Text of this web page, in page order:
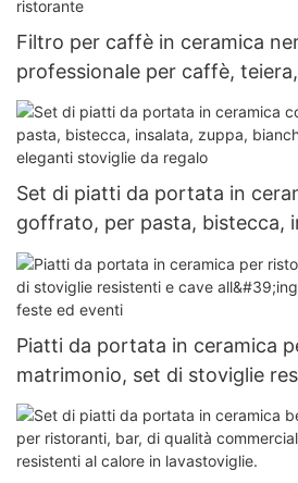
Filtro per caffè in ceramica
professionale per caffè,
brocca per il latte, bar,
Set di piatti da portata in
goffrato, per pasta, bistecca,
bianchi, per banchetti nuziali,
da regalo
Piatti da portata in ceramica
matrimonio, set di stoviglie
all'ingrosso per decorazioni di